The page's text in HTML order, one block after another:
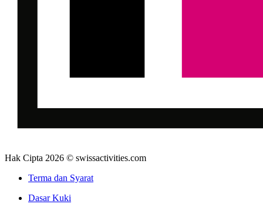
Hak Cipta 2026 © swissactivities.com
Terma dan Syarat
Dasar Kuki